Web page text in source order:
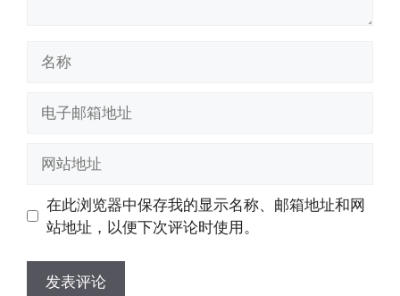
址
址
在此浏览器中保存我的显示名称、邮箱地址和网
站地址，以便下次评论时使用。